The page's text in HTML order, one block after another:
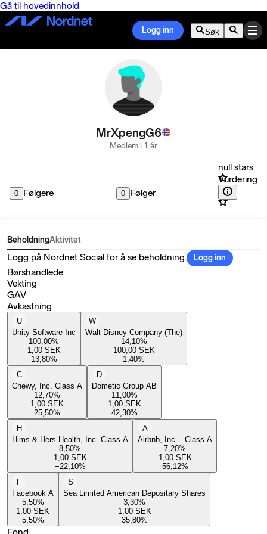
Gå til hovedinnhold
Logg inn Søk
MrXpengG6
Medlem i 1 år
0 Følgere 0 Følger
null stars
Vurdering
BeholdningAktivitet
Logg på Nordnet Social for å se beholdning. Logg inn
Børshandlede
Vekting
GAV
Avkastning
U
Unity Software Inc
100,00%
1,00 SEK
13,80%
W
Walt Disney Company (The)
14,10%
100,00 SEK
1,40%
C
Chewy, Inc. Class A
12,70%
1,00 SEK
25,50%
D
Dometic Group AB
11,00%
1,00 SEK
42,30%
H
Hims & Hers Health, Inc. Class A
8,50%
1,00 SEK
−22,10%
A
Airbnb, Inc. - Class A
7,20%
1,00 SEK
56,12%
F
Facebook A
5,50%
1,00 SEK
5,50%
S
Sea Limited American Depositary Shares
3,30%
1,00 SEK
35,80%